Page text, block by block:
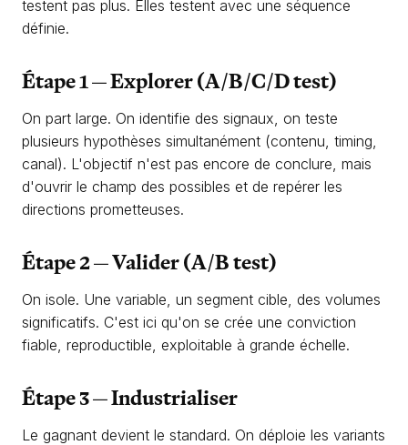
testent pas plus. Elles testent avec une séquence
définie.
Étape 1 — Explorer (A/B/C/D test)
On part large. On identifie des signaux, on teste
plusieurs hypothèses simultanément (contenu, timing,
canal). L'objectif n'est pas encore de conclure, mais
d'ouvrir le champ des possibles et de repérer les
directions prometteuses.
Étape 2 — Valider (A/B test)
On isole. Une variable, un segment cible, des volumes
significatifs. C'est ici qu'on se crée une conviction
fiable, reproductible, exploitable à grande échelle.
Étape 3 — Industrialiser
Le gagnant devient le standard. On déploie les variants